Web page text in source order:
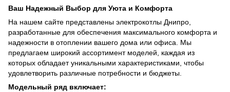
Ваш Надежный Выбор для Уюта и Комфорта
На нашем сайте представлены электрокотлы Днипро,
разработанные для обеспечения максимального комфорта и
надежности в отоплении вашего дома или офиса. Мы
предлагаем широкий ассортимент моделей, каждая из
которых обладает уникальными характеристиками, чтобы
удовлетворить различные потребности и бюджеты.
Модельный ряд включает: